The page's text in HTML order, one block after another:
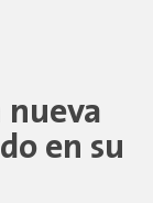
nueva
en su